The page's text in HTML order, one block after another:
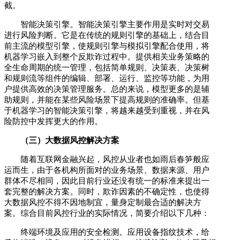
截。
智能决策引擎。智能决策引擎主要作用是实时对交易
进行风险判断。它是在传统的规则引擎的基础上，结合目
前主流的模型引擎，使规则引擎与模拟引擎配合使用，将
机器学习嵌入到整个反欺诈过程中。提供相关业务策略的
全生命周期的统一管理，包括简单规则、决策表、决策树
和规则流等组件的编辑、部署、运行、监控等功能，为用
户提供高效的决策管理服务。总的来说，模型更多的是辅
助规则，并能在某些风险场景下提高规则的准确率。但基
于机器学习的智能决策引擎，将越来越受到重视，并在风
险防控中发挥更大的作用。
（三）大数据风控解决方案
随着互联网金融兴起，风控从业者也如雨后春笋般应
运而生，由于各机构所面对的业务场景、数据来源、用户
群体不尽相同，因此目前行业还没有统一的标准来提出一
套完整的解决方案。同时，欺诈因素的不确定性，也使得
大数据风控不得不因地制宜，量身定制最合适的解决方
案。综合目前风控行业的实际情况，简要介绍以下几种：
终端环境及应用的安全检测。应用设备指纹技术，给